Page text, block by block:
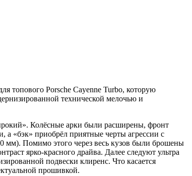
топового Porsche Cayenne Turbo, которую
технической мелочью и
Колёсные арки были расширены, фронт
а «бэк» приобрёл приятные черты агрессии с
Помимо этого через весь кузов были брошены
ярко-красного драйва. Далее следуют ультра
подвески клиренс. Что касается
прошивкой.